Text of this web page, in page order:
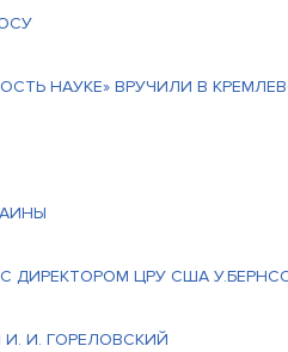
НАУКЕ» ВРУЧИЛИ В
ДИРЕКТОРОМ ЦРУ США
И. ГОРЕЛОВСКИЙ